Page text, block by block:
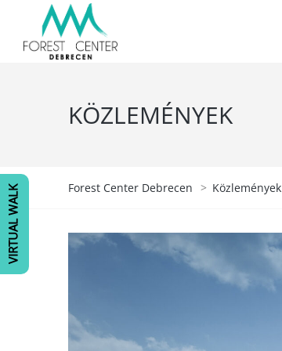
KÖZLEMÉNYEK
Forest Center Debrecen > Közlemények
VIRTUAL WALK